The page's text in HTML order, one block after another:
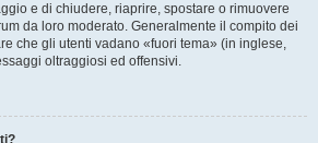
e di chiudere, riaprire, spostare o rimuovere
da loro moderato. Generalmente il compito dei
che gli utenti vadano «fuori tema» (in inglese,
oltraggiosi ed offensivi.